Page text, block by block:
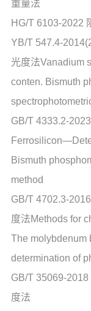
重量法
HG/T 6103-2022
YB/T 547.4-
光度法Vanadium
conten. Bismuth
GB/T 4333.2-
Bismuth
method
GB/T 4702.3-
度法Methods for
The molybdenum
determination of
GB/T 35069-
度法